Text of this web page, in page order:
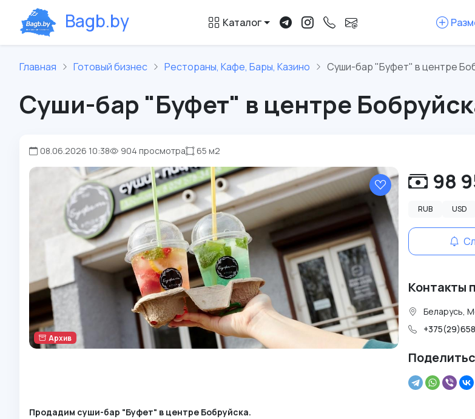
Bagb.by Каталог
Главная Готовый бизнес Рестораны, Кафе, Бары, Казино Суши-бар "Буфет" в центре
Суши-бар "Буфет" в центре
08.06.2026 10:38 904 просмотра 65 м2
Архив
98
RUB USD
Контакты
Беларусь,
Продадим суши-бар "Буфет" в центре Бобруйска.